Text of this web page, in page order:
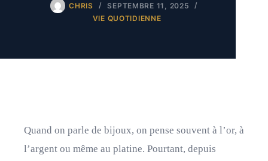
CHRIS
SEPTEMBRE 11, 2025
VIE QUOTIDIENNE
Quand on parle de bijoux, on pense souvent à l’or, à
l’argent ou même au platine. Pourtant, depuis